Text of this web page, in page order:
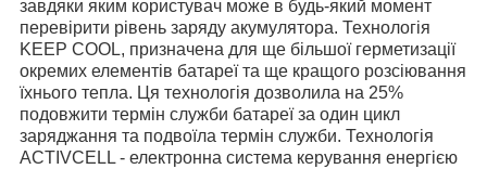
завдяки яким користувач може в будь-який момент
перевірити рівень заряду акумулятора. Технологія
KEEP COOL, призначена для ще більшої герметизації
окремих елементів батареї та ще кращого розсіювання
їхнього тепла. Ця технологія дозволила на 25%
подовжити термін служби батареї за один цикл
заряджання та подвоїла термін служби. Технологія
ACTIVCELL - електронна система керування енергією